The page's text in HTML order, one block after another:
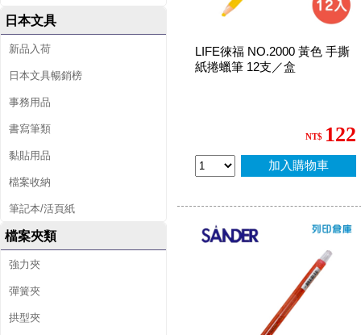
日本文具
新品入荷
日本文具暢銷榜
事務用品
書寫筆類
黏貼用品
檔案收納
筆記本/活頁紙
檔案夾類
強力夾
彈簧夾
拱型夾
LIFE徠福 NO.2000 黃色 手撕
紙捲蠟筆 12支／盒
NT$ 122
加入購物車